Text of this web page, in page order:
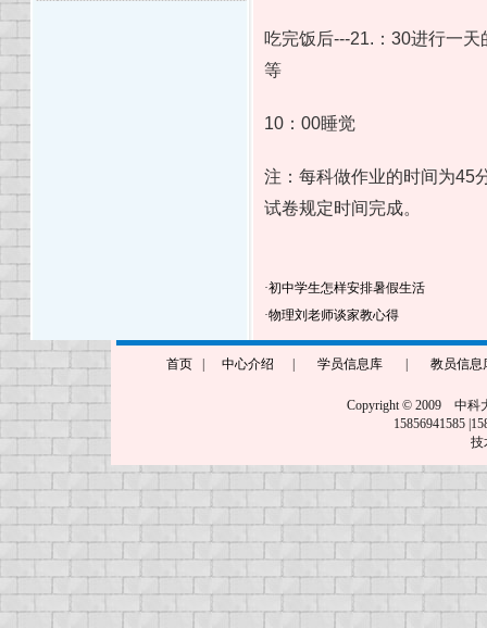
吃完饭后---21.：30进行一
等
10：00睡觉
注：每科做作业的时间为45
试卷规定时间完成。
·初中学生怎样安排暑假生活
·物理刘老师谈家教心得
首页 中心介绍 学员信息库 教员信息
Copyright © 2009 中科
15856941585
技